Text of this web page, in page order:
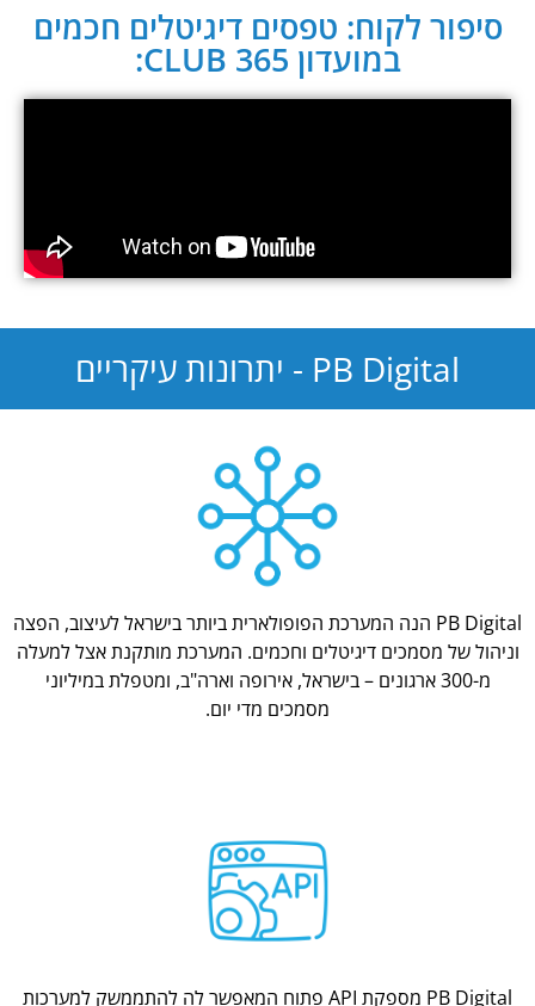
סיפור לקוח: טפסים דיגיטלים חכמים
במועדון CLUB 365:
PB Digital - יתרונות עיקריים
PB Digital הנה המערכת הפופולארית ביותר בישראל לעיצוב, הפצה
וניהול של מסמכים דיגיטלים וחכמים. המערכת מותקנת אצל למעלה
מ-300 ארגונים – בישראל, אירופה וארה"ב, ומטפלת במיליוני
מסמכים מדי יום.
PB Digital מספקת API פתוח המאפשר לה להתממשק למערכות